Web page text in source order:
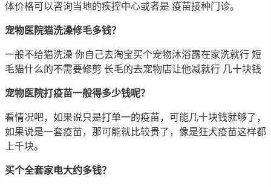
体价格可以咨询当地的疾控中心或者是 疫苗接种门诊。
宠物医院猫洗澡修毛多钱？
一般不给猫洗澡 你自己去淘宝买个宠物沐浴露在家洗就行 短
毛猫什么的不需要修剪 长毛的去宠物店让他减就行 几十块钱
宠物医院打疫苗一般得多少钱呢？
看情况吧，如果说只是打单一的疫苗，可能几十块钱就够了，
如果说是一套疫苗，那可能就比较贵了，像是狂犬疫苗这样都
上千块。
买个全套家电大约多钱？